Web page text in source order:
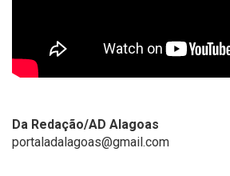
Da Redação/AD Alagoas
portaladalagoas@gmail.com